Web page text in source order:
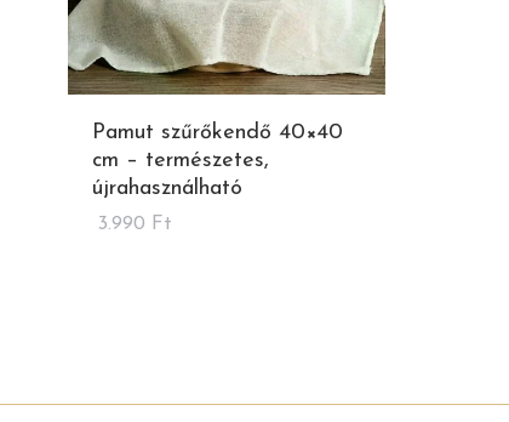
Pamut szűrőkendő 40×40
cm – természetes,
újrahasználható
3.990 Ft